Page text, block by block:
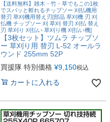
【送料無料】雑木・竹・草でもこの1枚
でスパッと斬れるチップソー 刈払機用
替刃 草刈機用替え刃[部品 草刈機 刃 刈
払機 チップソー 刈 草刈 替刃 刈払 替え
刃 草刈り 刈払い 草刈り機 刈払い機]
【3枚セット】ツムラ チップソ
ー 草刈り用 替刃 L-52 オールラ
ウンド 255mm 52P
買援隊 特別価格 ¥9,150税込
カートに入れる